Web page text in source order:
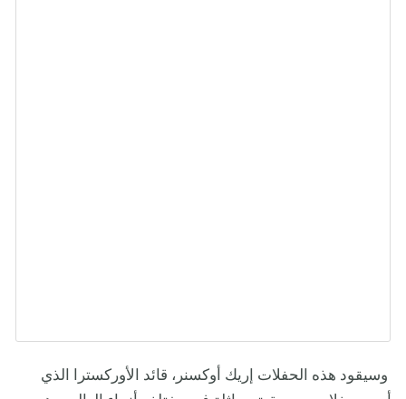
وسيقود هذه الحفلات إريك أوكسنر، قائد الأوركسترا الذي